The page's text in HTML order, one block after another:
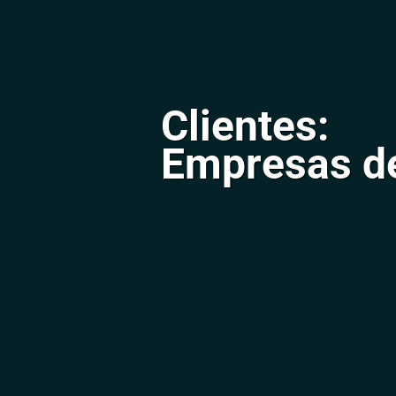
Clientes:
Empresas